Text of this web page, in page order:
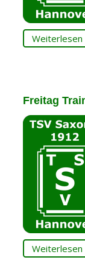
Weiterlesen
Freitag
Weiterlesen